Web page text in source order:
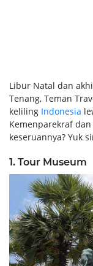
Libur Natal dan
Tenang, Teman
keliling Indonesia
Kemenparekraf
keseruannya? Yuk
1. Tour Museum